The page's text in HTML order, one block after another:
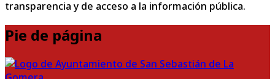
transparencia y de acceso a la información pública.
Pie de página